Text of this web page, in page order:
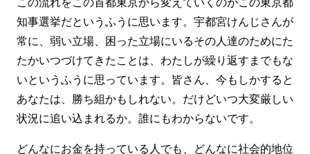
この流れをこの首都東京から変えていくのがこの東京都
知事選挙だというふうに思います。宇都宮けんじさんが
常に、弱い立場、困った立場にいるその人達のためにた
たかいつづけてきたことは、わたしが繰り返すまでもな
いというふうに思っています。皆さん、今もしかすると
あなたは、勝ち組かもしれない。だけどいつ大変厳しい
状況に追い込まれるか。誰にもわからないです。
どんなにお金を持っている人でも、どんなに社会的地位